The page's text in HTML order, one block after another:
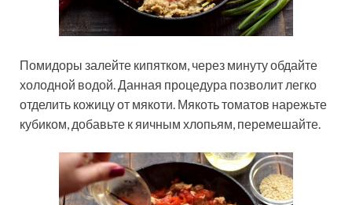
Помидоры залейте кипятком, через минуту обдайте
холодной водой. Данная процедура позволит легко
отделить кожицу от мякоти. Мякоть томатов нарежьте
кубиком, добавьте к яичным хлопьям, перемешайте.